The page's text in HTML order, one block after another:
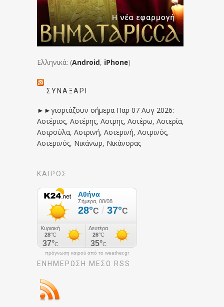
Ελληνικά: (Android, iPhone)
ΣΥΝΑΞΆΡΙ
►►γιορτάζουν σήμερα Παρ 07 Αυγ 2026:
Αστέριος, Αστέρης, Αστρης, Αστέρω, Αστερία,
Αστρούλα, Αστρινή, Αστερινή, Αστρινός,
Αστερινός, Νικάνωρ, Νικάνορας
ΚΑΙΡΟΣ
πρόγνωση καιρού από το weather.gr
ΕΝΗΜΈΡΩΣΉ ΜΕΣΩ RSS